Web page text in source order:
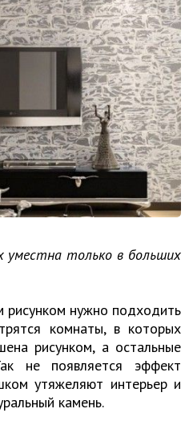
уместна только в больших
рисунком нужно подходить
комнаты, в которых
рисунком, а остальные
не появляется эффект
утяжеляют интерьер и
камень.